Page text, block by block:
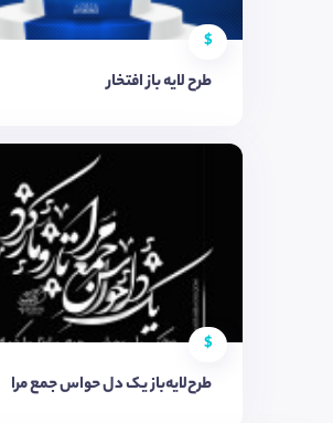
$
طرح لایه باز افتخار
$
طرح‌لایه‌باز یک دل حواس جمع مرا